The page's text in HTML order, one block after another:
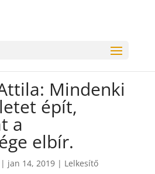
Mindenki
épít,
a
elbír.
jan 14, 2019| Lelkesítő